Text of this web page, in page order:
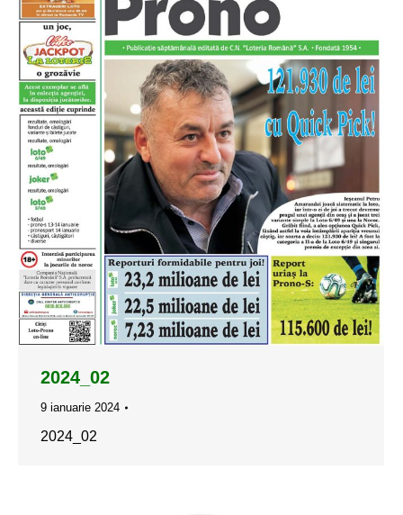
2024_02
9 ianuarie 2024
2024_02